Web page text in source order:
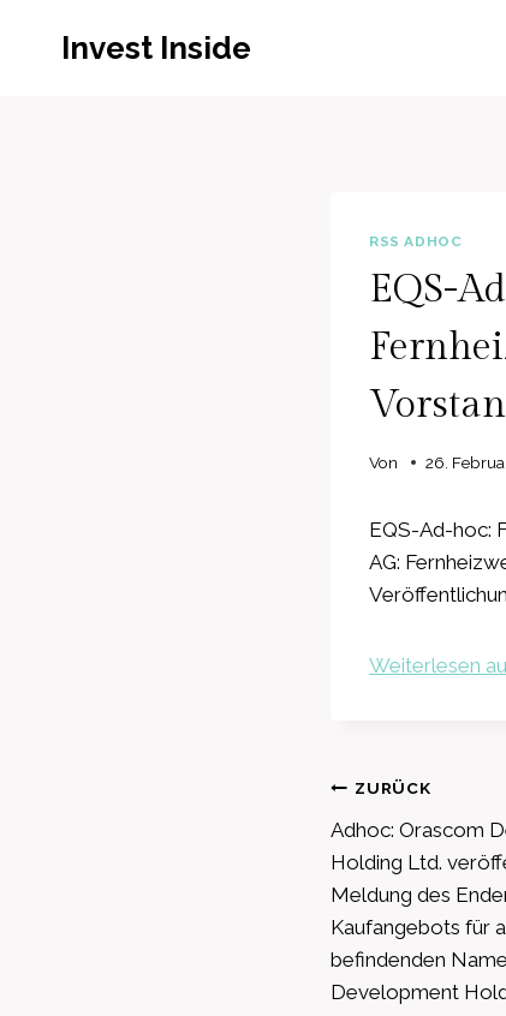
Invest Inside
RSS ADHOC
EQS-
Von 26.
EQS-Ad-hoc:
AG:
Weiterlesen
ZURÜCK
Adhoc: Orascom
Holding Ltd.
Meldung des
Kaufangebots für
befindenden
Development